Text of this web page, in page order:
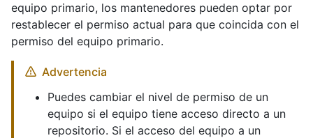
equipo primario, los mantenedores pueden optar por
restablecer el permiso actual para que coincida con el
permiso del equipo primario.
Advertencia
Puedes cambiar el nivel de permiso de un
equipo si el equipo tiene acceso directo a un
repositorio. Si el acceso del equipo a un